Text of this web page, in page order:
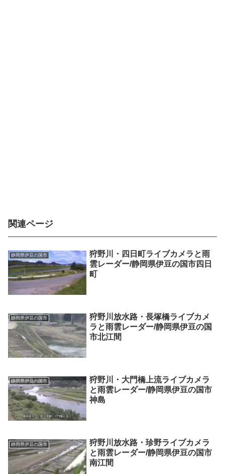
関連ページ
静岡県伊豆の国市
狩野川・四日町ライブカメラと雨
雲レーダー/静岡県伊豆の国市四日
町
静岡県伊豆の国市
狩野川放水路・長塚橋ライブカメ
ラと雨雲レーダー/静岡県伊豆の国
市北江間
静岡県伊豆の国市
狩野川・大門橋上流ライブカメラ
と雨雲レーダー/静岡県伊豆の国市
神島
静岡県伊豆の国市
狩野川放水路・珍野ライブカメラ
と雨雲レーダー/静岡県伊豆の国市
南江間